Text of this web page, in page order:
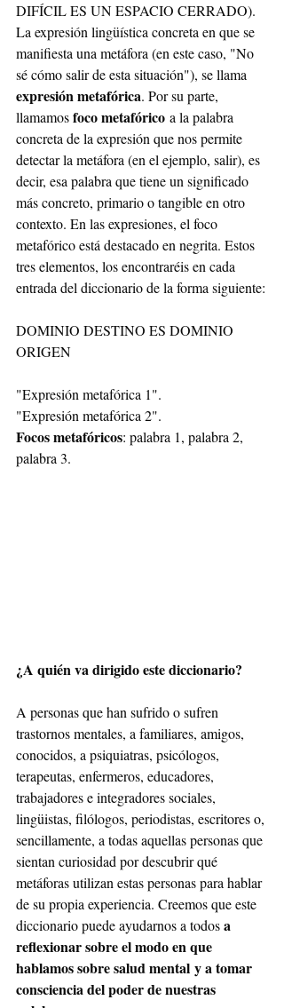
DIFÍCIL ES UN ESPACIO CERRADO).
La expresión lingüística concreta en que se
manifiesta una metáfora (en este caso, "No
sé cómo salir de esta situación"), se llama
expresión metafórica. Por su parte,
llamamos foco metafórico a la palabra
concreta de la expresión que nos permite
detectar la metáfora (en el ejemplo, salir), es
decir, esa palabra que tiene un significado
más concreto, primario o tangible en otro
contexto. En las expresiones, el foco
metafórico está destacado en negrita. Estos
tres elementos, los encontraréis en cada
entrada del diccionario de la forma siguiente:
DOMINIO DESTINO ES DOMINIO
ORIGEN
"Expresión metafórica 1".
"Expresión metafórica 2".
Focos metafóricos: palabra 1, palabra 2,
palabra 3.
¿A quién va dirigido este diccionario?
A personas que han sufrido o sufren
trastornos mentales, a familiares, amigos,
conocidos, a psiquiatras, psicólogos,
terapeutas, enfermeros, educadores,
trabajadores e integradores sociales,
lingüistas, filólogos, periodistas, escritores o,
sencillamente, a todas aquellas personas que
sientan curiosidad por descubrir qué
metáforas utilizan estas personas para hablar
de su propia experiencia. Creemos que este
diccionario puede ayudarnos a todos a
reflexionar sobre el modo en que
hablamos sobre salud mental y a tomar
consciencia del poder de nuestras